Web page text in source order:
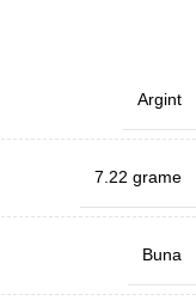
Argint
7.22 grame
Buna